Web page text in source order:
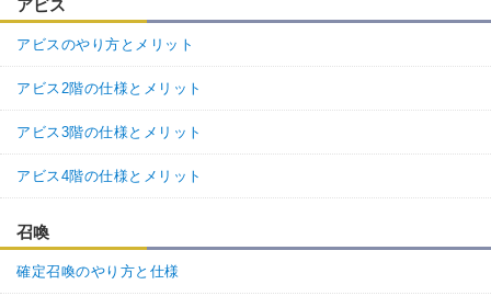
アビス
アビスのやり方とメリット
アビス2階の仕様とメリット
アビス3階の仕様とメリット
アビス4階の仕様とメリット
召喚
確定召喚のやり方と仕様